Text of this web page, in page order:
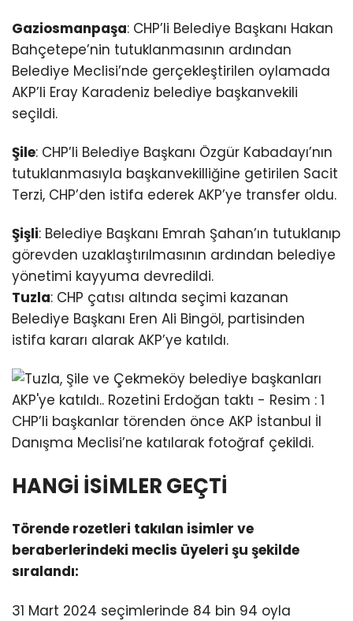
Gaziosmanpaşa: CHP’li Belediye Başkanı Hakan
Bahçetepe’nin tutuklanmasının ardından
Belediye Meclisi’nde gerçekleştirilen oylamada
AKP’li Eray Karadeniz belediye başkanvekili
seçildi.
Şile: CHP’li Belediye Başkanı Özgür Kabadayı’nın
tutuklanmasıyla başkanvekilliğine getirilen Sacit
Terzi, CHP’den istifa ederek AKP’ye transfer oldu.
Şişli: Belediye Başkanı Emrah Şahan’ın tutuklanıp
görevden uzaklaştırılmasının ardından belediye
yönetimi kayyuma devredildi.
Tuzla: CHP çatısı altında seçimi kazanan
Belediye Başkanı Eren Ali Bingöl, partisinden
istifa kararı alarak AKP’ye katıldı.
CHP’li başkanlar törenden önce AKP İstanbul İl
Danışma Meclisi’ne katılarak fotoğraf çekildi.
HANGİ İSİMLER GEÇTİ
Törende rozetleri takılan isimler ve
beraberlerindeki meclis üyeleri şu şekilde
sıralandı:
31 Mart 2024 seçimlerinde 84 bin 94 oyla